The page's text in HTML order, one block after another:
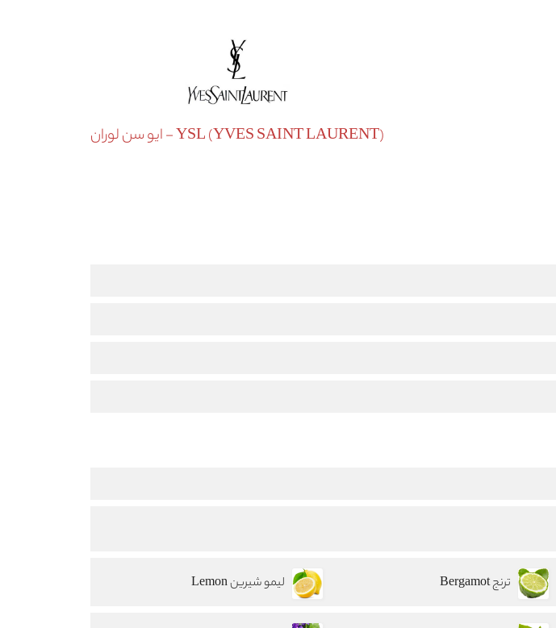
YSL (YVES SAINT LAURENT) - ایو سن لوران
ترنج Bergamot لیمو شیرین Lemon